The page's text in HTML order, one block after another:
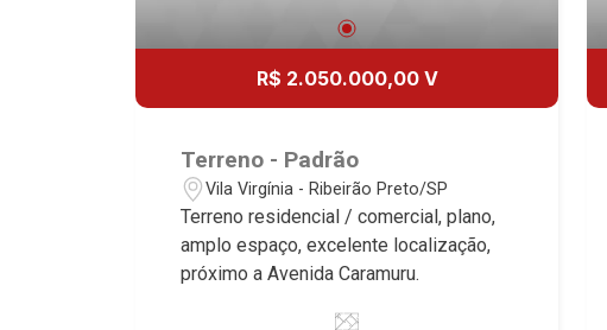
R$ 2.050.000,00 V
Terreno - Padrão
Vila Virgínia - Ribeirão Preto/SP
Terreno residencial / comercial, plano,
amplo espaço, excelente localização,
próximo a Avenida Caramuru.